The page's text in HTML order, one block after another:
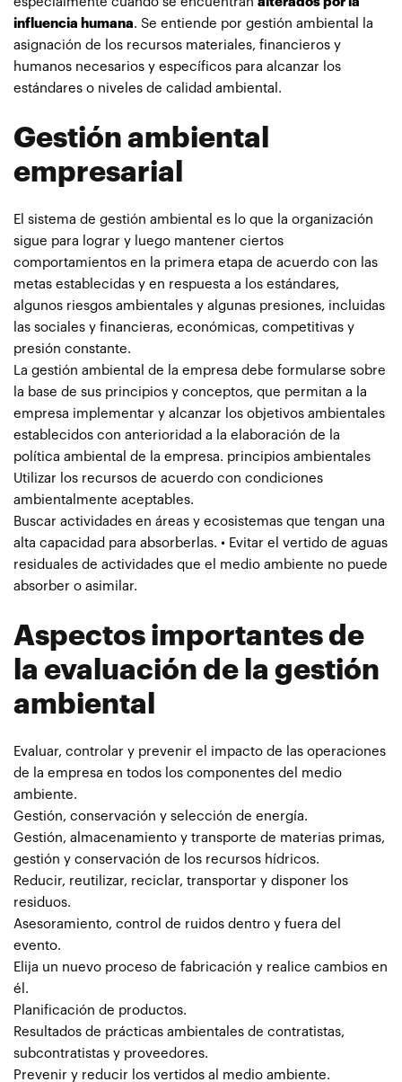
influencia humana. Se entiende por gestión ambiental la
asignación de los recursos materiales, financieros y
humanos necesarios y específicos para alcanzar los
estándares o niveles de calidad ambiental.
Gestión ambiental
empresarial
El sistema de gestión ambiental es lo que la organización
sigue para lograr y luego mantener ciertos
comportamientos en la primera etapa de acuerdo con las
metas establecidas y en respuesta a los estándares,
algunos riesgos ambientales y algunas presiones, incluidas
las sociales y financieras, económicas, competitivas y
presión constante.
La gestión ambiental de la empresa debe formularse sobre
la base de sus principios y conceptos, que permitan a la
empresa implementar y alcanzar los objetivos ambientales
establecidos con anterioridad a la elaboración de la
política ambiental de la empresa. principios ambientales
Utilizar los recursos de acuerdo con condiciones
ambientalmente aceptables.
Buscar actividades en áreas y ecosistemas que tengan una
alta capacidad para absorberlas. • Evitar el vertido de aguas
residuales de actividades que el medio ambiente no puede
absorber o asimilar.
Aspectos importantes de
la evaluación de la gestión
ambiental
Evaluar, controlar y prevenir el impacto de las operaciones
de la empresa en todos los componentes del medio
ambiente.
Gestión, conservación y selección de energía.
Gestión, almacenamiento y transporte de materias primas,
gestión y conservación de los recursos hídricos.
Reducir, reutilizar, reciclar, transportar y disponer los
residuos.
Asesoramiento, control de ruidos dentro y fuera del
evento.
Elija un nuevo proceso de fabricación y realice cambios en
él.
Planificación de productos.
Resultados de prácticas ambientales de contratistas,
subcontratistas y proveedores.
Prevenir y reducir los vertidos al medio ambiente.